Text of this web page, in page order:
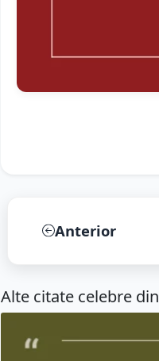
Anterior
Alte citate celebre din